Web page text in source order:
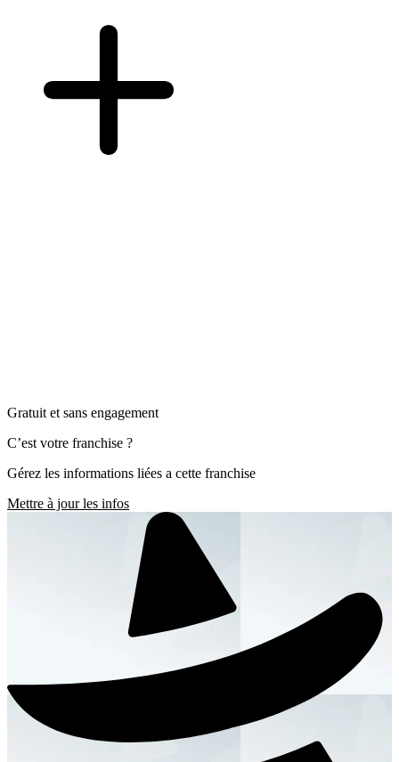
Gratuit et sans engagement
C’est votre franchise ?
Gérez les informations liées a cette franchise
Mettre à jour les infos